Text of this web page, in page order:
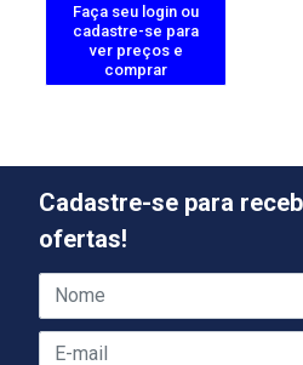
Faça seu login ou
cadastre-se para
ver preços e
comprar
Cadastre-se para
ofertas!